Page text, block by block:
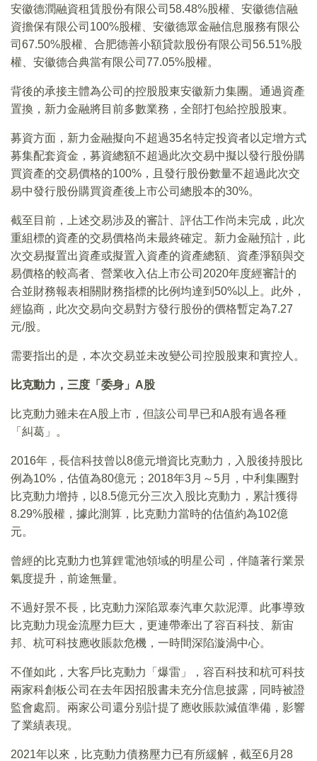
安徽德潤融資租賃股份有限公司58.48%股權、安徽德信融
資擔保有限公司100%股權、安徽德眾金融信息服務有限公
司67.50%股權、合肥德善小額貸款股份有限公司56.51%股
權、安徽德合典當有限公司77.05%股權。
背後的承接主體為公司的控股股東安徽新力集團。通過資產
置換，新力金融將目前多數業務，全部打包給控股股東。
募資方面，新力金融擬向不超過35名特定投資者以定增方式
募集配套資金，募資總額不超過此次交易中擬以發行股份購
買資產的交易價格的100%，且發行股份數量不超過此次交
易中發行股份購買資產後上市公司總股本的30%。
截至目前，上述交易涉及的審計、評估工作尚未完成，此次
重組標的資產的交易價格尚未最終確定。新力金融預計，此
次交易擬置出資產或擬置入資產的資產總額、資產淨額與交
易價格的較高者、營業收入佔上市公司2020年度經審計的
合並財務報表相關財務指標的比例均達到50%以上。此外，
經協商，此次交易向交易對方發行股份的價格暫定為7.27
元/股。
需要指出的是，本次交易並未改變公司控股股東和實控人。
比克動力，三度「委身」A股
比克動力雖未在A股上市，但該公司早已和A股有過各種
「糾葛」。
2016年，長信科技曾以8億元增資比克動力，入股後持股比
例為10%，估值為80億元；2018年3月～5月，中利集團對
比克動力增持，以8.5億元分三次入股比克動力，累計獲得
8.29%股權，據此測算，比克動力當時的估值約為102億
元。
曾經的比克動力也算鋰電池領域的明星公司，伴隨著行業景
氣度提升，前途無量。
不過好景不長，比克動力深陷眾泰汽車欠款泥潭。此事導致
比克動力現金流壓力巨大，更連帶牽出了容百科技、新宙
邦、杭可科技應收賬款危機，一時間深陷漩渦中心。
不僅如此，大客戶比克動力「爆雷」，容百科技和杭可科技
兩家科創板公司在去年因招股書未充分信息披露，同時被證
監會處罰。兩家公司還分别計提了應收賬款減值準備，影響
了業績表現。
2021年以來，比克動力債務壓力已有所緩解，截至6月28